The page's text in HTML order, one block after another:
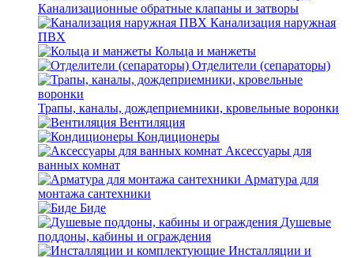
Канализационные обратные клапаны и затворы
Канализация наружная
ПВХ
Кольца и манжеты
Отделители (сепараторы)
Трапы, каналы, дождеприемники, кровельные воронки
Вентиляция
Кондиционеры
Аксессуары для
ванных комнат
Арматура для
монтажа сантехники
Биде
Душевые
поддоны, кабины и ограждения
Инсталляции и